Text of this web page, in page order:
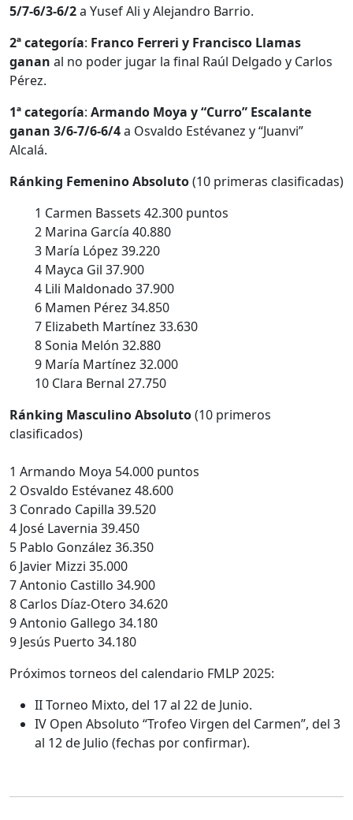
5/7-6/3-6/2a Yusef Ali y Alejandro Barrio.
2ª categoría: Franco Ferreri y Francisco Llamas
ganan al no poder jugar la final Raúl Delgado y Carlos
Pérez.
1ª categoría: Armando Moya y “Curro” Escalante
ganan 3/6-7/6-6/4a Osvaldo Estévanez y “Juanvi”
Alcalá.
Ránking Femenino Absoluto(10 primeras clasificadas)
1 Carmen Bassets 42.300 puntos
2 Marina García 40.880
3 María López 39.220
4 Mayca Gil 37.900
4 Lili Maldonado 37.900
6 Mamen Pérez 34.850
7 Elizabeth Martínez 33.630
8 Sonia Melón 32.880
9 María Martínez 32.000
10 Clara Bernal 27.750
Ránking Masculino Absoluto(10 primeros
clasificados)
1 Armando Moya 54.000 puntos
2 Osvaldo Estévanez 48.600
3 Conrado Capilla 39.520
4 José Lavernia 39.450
5 Pablo González 36.350
6 Javier Mizzi 35.000
7 Antonio Castillo 34.900
8 Carlos Díaz-Otero 34.620
9 Antonio Gallego 34.180
9 Jesús Puerto 34.180
Próximos torneos del calendario FMLP 2025:
II Torneo Mixto, del 17 al 22 de Junio.
IV Open Absoluto “Trofeo Virgen del Carmen”, del 3
al 12 de Julio (fechas por confirmar).